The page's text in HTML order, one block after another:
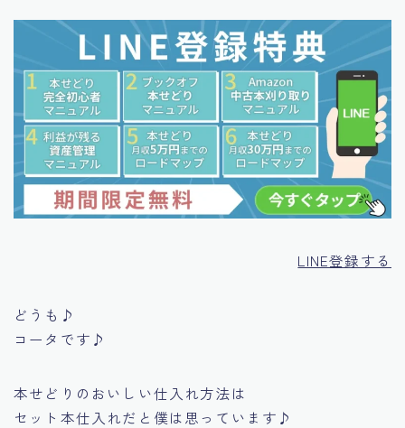
LINE登録する
どうも♪
コータです♪
本せどりのおいしい仕入れ方法は
セット本仕入れだと僕は思っています♪